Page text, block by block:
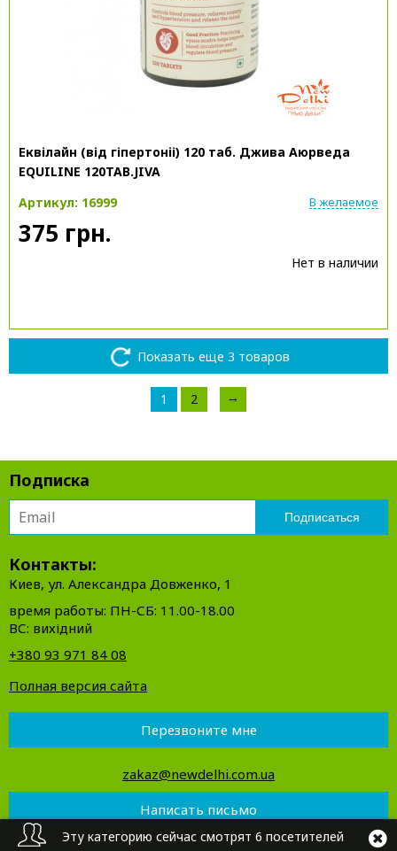
Еквілайн (від гіпертоніі) 120 таб. Джива Аюрведа
EQUILINE 120TAB.JIVA
Артикул: 16999
В желаемое
375 грн.
Нет в наличии
Показать еще 3 товаров
1 2 →
Подписка
Контакты:
Киев, ул. Александра Довженко, 1
время работы: ПН-СБ: 11.00-18.00
ВС: вихідний
+380 93 971 84 08
Полная версия сайта
Перезвоните мне
zakaz@newdelhi.com.ua
Написать письмо
Эту категорию сейчас смотрят 6 посетителей